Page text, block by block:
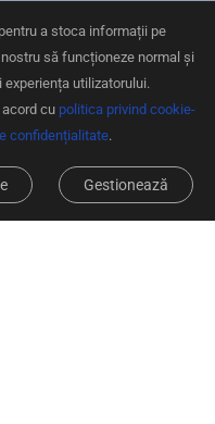
și pentru a fi
EZVIZ¹, cele patru
razelor solare
este capabil să genereze
electrică pe an.²
a stoca informații pe
să funcționeze normal și
experiența utilizatorului.
cu politica privind cookie-
confidențialitate.
Gestionează